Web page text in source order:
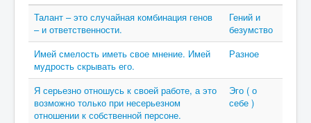
Талант – это случайная комбинация генов
– и ответственности.
Гений и
безумство
Имей смелость иметь свое мнение. Имей
мудрость скрывать его.
Разное
Я серьезно отношусь к своей работе, а это
возможно только при несерьезном
отношении к собственной персоне.
Эго ( о
себе )